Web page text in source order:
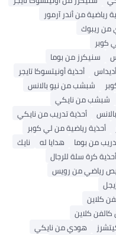
رياضية من أندر آرمور
من ريبوك
كوبر
سنيكرز من بوما
أحذية أونيتسوكا تايجر
شبشب من نيو بالانس
شبشب من نايكي
أحذية تدريب من نايكي
أحذية رياضية من لي كوبر
من بوما هدايا له
نايك
أحذية كرة سلة للرجال
رياضي من رويس
كلاين
كلاين
هودي من نايكي